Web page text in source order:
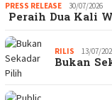
PRESS RELEASE 30/07/2026
Peraih Dua Kali
RILIS 13/07/
Bukan